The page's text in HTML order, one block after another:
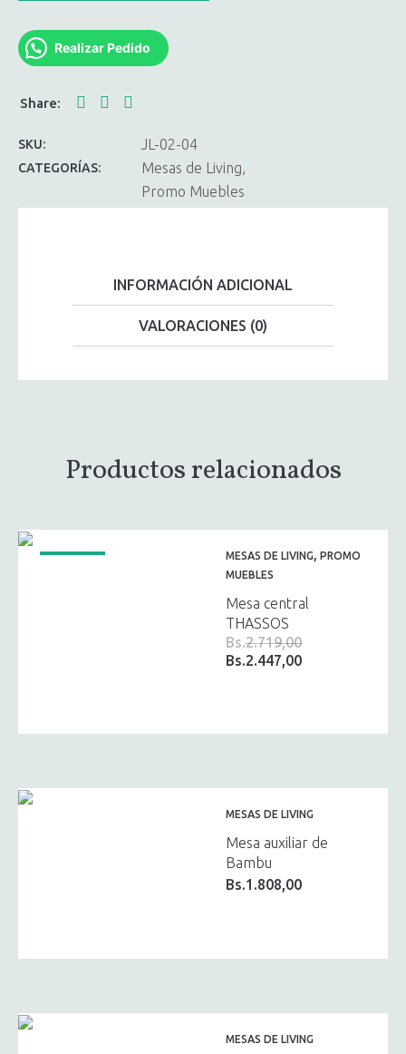
Realizar Pedido
SKU: JL-02-04
CATEGORÍAS:
Mesas de Living
Promo Muebles
INFORMACIÓN ADICIONAL
VALORACIONES (0)
Productos relacionados
MESAS DE LIVING, PROMO
MUEBLES
Mesa central
THASSOS
Bs.2.719,00
El
Bs.2.719,00.
Bs.2.447,00El
Bs.2.447,00.
MESAS DE LIVING
Mesa auxiliar de
Bambu
Bs.1.808,00
MESAS DE LIVING